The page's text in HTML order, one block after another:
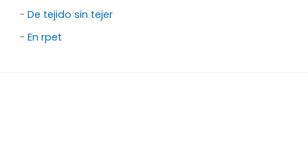
- De tejido sin tejer
- En rpet